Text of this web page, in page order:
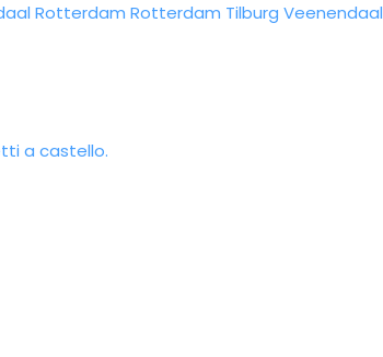
Rotterdam Rotterdam Tilburg Veenendaal
a castello.